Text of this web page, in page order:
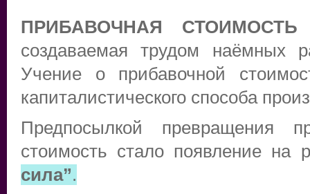
ПРИБАВОЧНАЯ СТОИМОСТЬ
создаваемая трудом наёмных
Учение о прибавочной
капиталистического способа
Предпосылкой превращения
стоимость стало появление на
сила”.